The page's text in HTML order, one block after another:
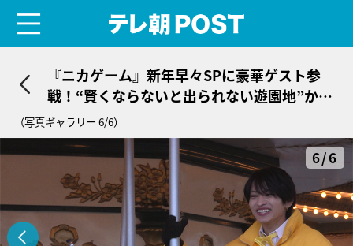
『ニカゲーム』新年早々SPに豪華ゲスト参
戦！“賢くならないと出られない遊園地”から
脱出を目指す
（写真ギャラリー 6/6）
6/6